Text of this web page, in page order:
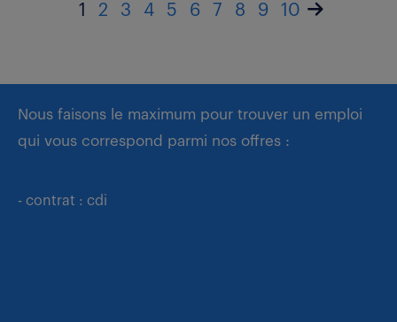
1 2 3 4 5 6 7 8 9 10
Nous faisons le maximum pour trouver un emploi
qui vous correspond parmi nos offres :
- contrat : cdi